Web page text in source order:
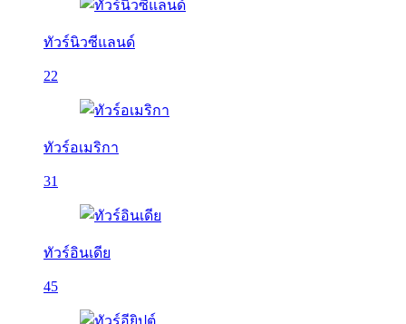
ทัวร์นิวซีแลนด์
22
ทัวร์อเมริกา
31
ทัวร์อินเดีย
45